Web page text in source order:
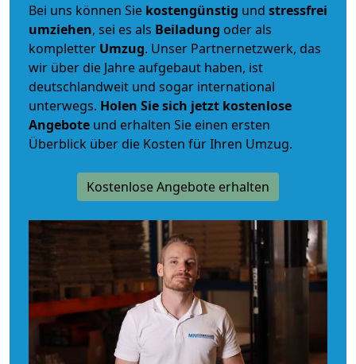
Bei uns können Sie kostengünstig und stressfrei
umziehen, sei es als Beiladung oder als
kompletter Umzug. Unser Partnernetzwerk, das
wir über die Jahre aufgebaut haben, ist
deutschlandweit und sogar international
unterwegs. Holen Sie sich jetzt kostenlose
Angebote und erhalten Sie einen ersten
Überblick über die Kosten für Ihren Umzug.
Kostenlose Angebote erhalten